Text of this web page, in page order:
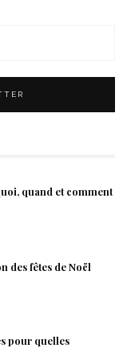
quand et comment
des fêtes de Noël
pour quelles